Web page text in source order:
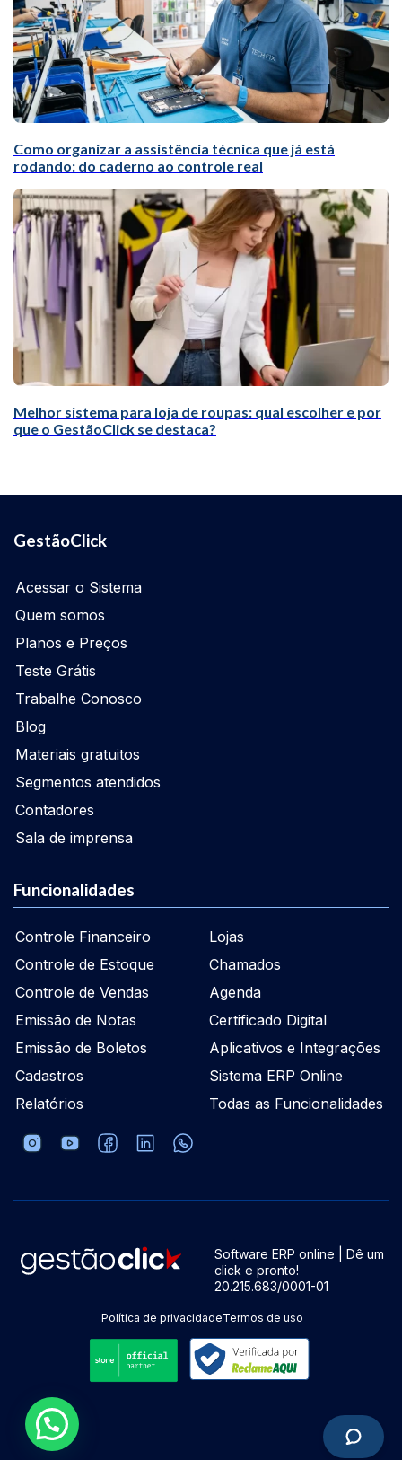
Como organizar a assistência técnica que já está
rodando: do caderno ao controle real
Melhor sistema para loja de roupas: qual escolher e por
que o GestãoClick se destaca?
GestãoClick
Acessar o Sistema
Quem somos
Planos e Preços
Teste Grátis
Trabalhe Conosco
Blog
Materiais gratuitos
Segmentos atendidos
Contadores
Sala de imprensa
Funcionalidades
Controle Financeiro
Controle de Estoque
Controle de Vendas
Emissão de Notas
Emissão de Boletos
Cadastros
Relatórios
Lojas
Chamados
Agenda
Certificado Digital
Aplicativos e Integrações
Sistema ERP Online
Todas as Funcionalidades
Software ERP online | Dê um
click e pronto!
20.215.683/0001-01
Política de privacidadeTermos de uso